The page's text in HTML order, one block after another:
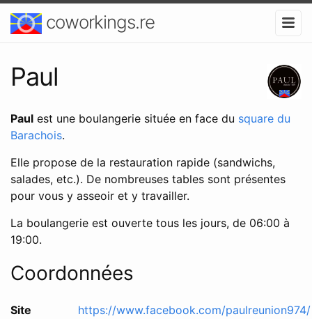
coworkings.re
Paul
Paul est une boulangerie située en face du square du
Barachois.
Elle propose de la restauration rapide (sandwichs,
salades, etc.). De nombreuses tables sont présentes
pour vous y asseoir et y travailler.
La boulangerie est ouverte tous les jours, de 06:00 à
19:00.
Coordonnées
Site
https://www.facebook.com/paulreunion974/